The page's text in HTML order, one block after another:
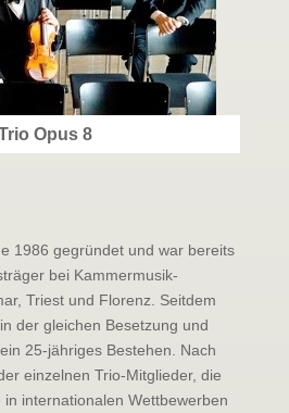
Opus 8
1986 gegründet und war bereits
bei Kammermusik-
Triest und Florenz. Seitdem
der gleichen Besetzung und
25-jähriges Bestehen. Nach
einzelnen Trio-Mitglieder, die
internationalen Wettbewerben